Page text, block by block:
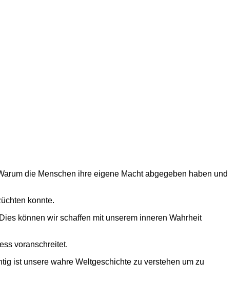
die Menschen ihre eigene Macht abgegeben haben und
konnte.
können wir schaffen mit unserem inneren Wahrheit
voranschreitet.
ist unsere wahre Weltgeschichte zu verstehen um zu